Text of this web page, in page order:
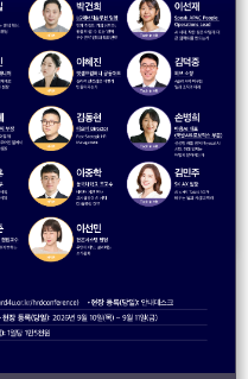
국가인적자원개발
컨소시엄
인적자원개발
컨퍼런스
산업별 인적자원
개발위원회(ISC)